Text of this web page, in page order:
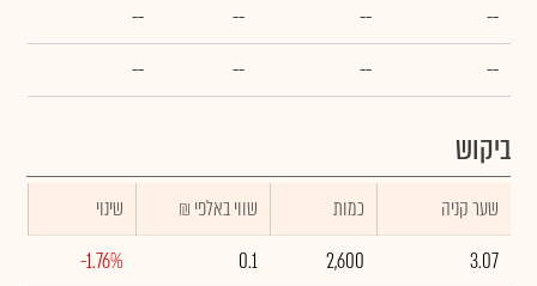
--
--
--
--
--
--
--
--
ביקוש
שער קניה כמות ₪ שווי באלפי
שינוי
3.07
2,600
0.1
-1.76%